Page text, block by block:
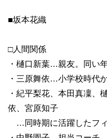
■坂本花織
□人間関係
・樋口新葉…親友。同い年
・三原舞依…小学校時代
・紀平梨花、本田真凜、
依、宮原知子
…同時期に活躍したフィ